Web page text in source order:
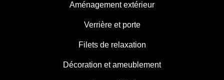
Aménagement extérieur
Verrière et porte
Filets de relaxation
Décoration et ameublement